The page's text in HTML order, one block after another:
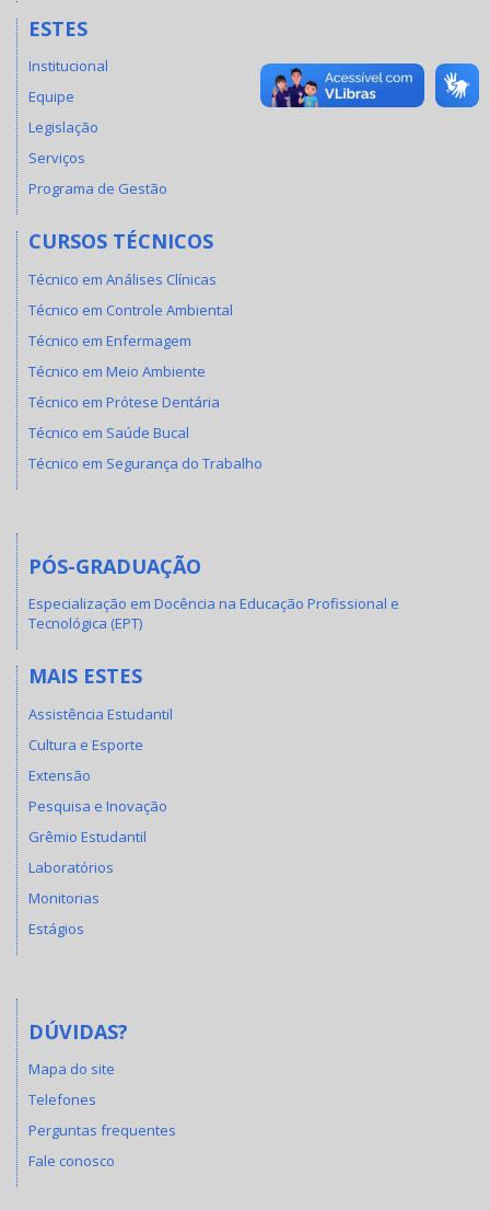
ESTES
Institucional
Equipe
Legislação
Serviços
Programa de Gestão
CURSOS TÉCNICOS
Técnico em Análises Clínicas
Técnico em Controle Ambiental
Técnico em Enfermagem
Técnico em Meio Ambiente
Técnico em Prótese Dentária
Técnico em Saúde Bucal
Técnico em Segurança do Trabalho
PÓS-GRADUAÇÃO
Especialização em Docência na Educação Profissional e
Tecnológica (EPT)
MAIS ESTES
Assistência Estudantil
Cultura e Esporte
Extensão
Pesquisa e Inovação
Grêmio Estudantil
Laboratórios
Monitorias
Estágios
DÚVIDAS?
Mapa do site
Telefones
Perguntas frequentes
Fale conosco